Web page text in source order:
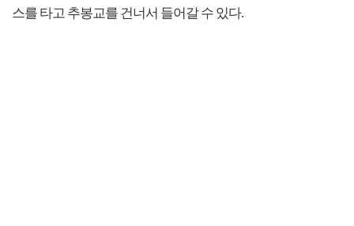
스를 타고 추봉교를 건너서 들어갈 수 있다.